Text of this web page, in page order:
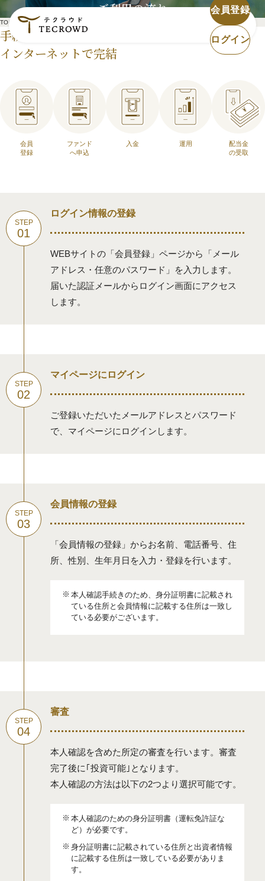
会員登録
ログイン
ご利用の流れ
TOP ご利用の流れ
手続きはすべて
インターネットで完結
会員
登録
ファンド
へ申込
入金 運用
配当金
の受取
ログイン情報の登録
WEBサイトの「会員登録」ページから「メール
アドレス・任意のパスワード」を⼊⼒します。
届いた認証メールからログイン画面にアクセス
します。
マイページにログイン
ご登録いただいたメールアドレスとパスワード
で、マイページにログインします。
会員情報の登録
「会員情報の登録」からお名前、電話番号、住
所、性別、生年月日を入力・登録を行います。
本人確認手続きのため、身分証明書に記載され
ている住所と会員情報に記載する住所は一致し
ている必要がございます。
審査
本人確認を含めた所定の審査を行います。審査
完了後に｢投資可能｣となります。
本人確認の方法は以下の2つより選択可能です。
本人確認のための身分証明書（運転免許証な
ど）が必要です。
身分証明書に記載されている住所と出資者情報
に記載する住所は一致している必要がありま
す。